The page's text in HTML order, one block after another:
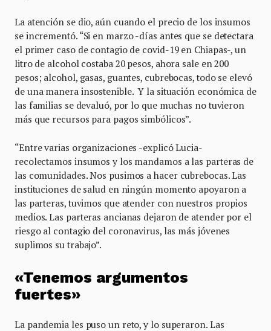
La atención se dio, aún cuando el precio de los insumos
se incrementó. “Si en marzo -días antes que se detectara
el primer caso de contagio de covid-19 en Chiapas-, un
litro de alcohol costaba 20 pesos, ahora sale en 200
pesos; alcohol, gasas, guantes, cubrebocas, todo se elevó
de una manera insostenible. Y la situación económica de
las familias se devaluó, por lo que muchas no tuvieron
más que recursos para pagos simbólicos”.
“Entre varias organizaciones -explicó Lucia-
recolectamos insumos y los mandamos a las parteras de
las comunidades. Nos pusimos a hacer cubrebocas. Las
instituciones de salud en ningún momento apoyaron a
las parteras, tuvimos que atender con nuestros propios
medios. Las parteras ancianas dejaron de atender por el
riesgo al contagio del coronavirus, las más jóvenes
suplimos su trabajo”.
«Tenemos argumentos
fuertes»
La pandemia les puso un reto, y lo superaron. Las